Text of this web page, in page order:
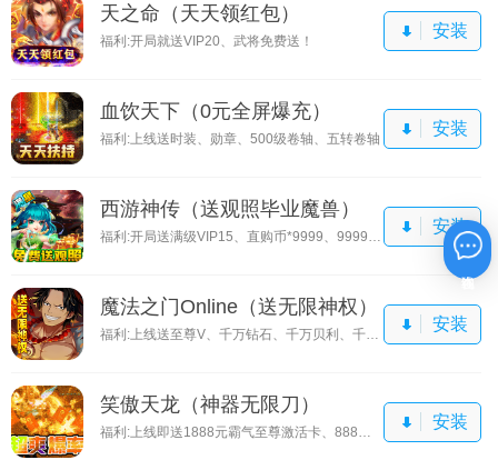
天之命（天天领红包）
福利:开局就送VIP20、武将免费送！
安装
血饮天下（0元全屏爆充）
福利:上线送时装、勋章、500级卷轴、五转卷轴
安装
西游神传（送观照毕业魔兽）
安装
魔法之门Online（送无限神权）
安装
笑傲天龙（神器无限刀）
安装